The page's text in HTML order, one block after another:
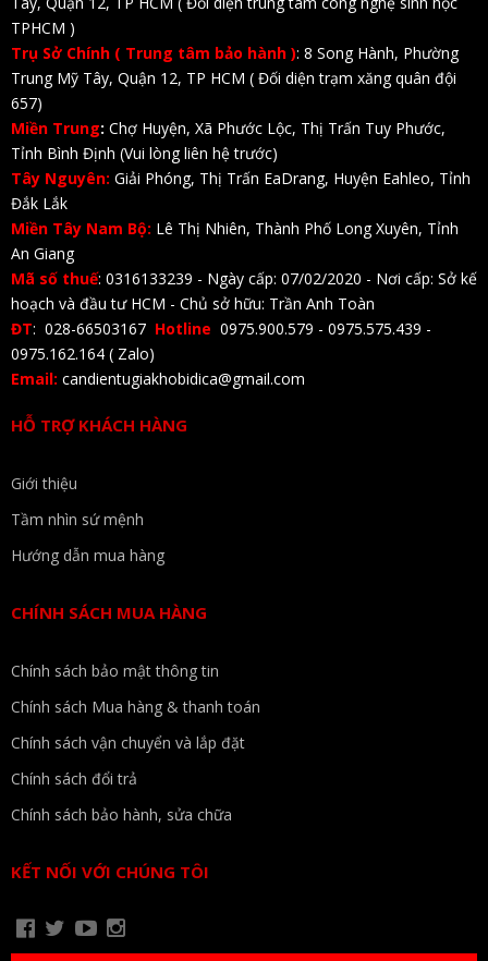
TPHCM )
Trụ Sở Chính ( Trung tâm bảo hành ): 8 Song Hành, Phường
Trung Mỹ Tây, Quận 12, TP HCM ( Đối diện trạm xăng quân đội
657)
Miền Trung: Chợ Huyện, Xã Phước Lộc, Thị Trấn Tuy Phước,
Tỉnh Bình Định (Vui lòng liên hệ trước)
Tây Nguyên: Giải Phóng, Thị Trấn EaDrang, Huyện Eahleo, Tỉnh
Đắk Lắk
Miền Tây Nam Bộ: Lê Thị Nhiên, Thành Phố Long Xuyên, Tỉnh
An Giang
Mã số thuế: 0316133239 - Ngày cấp: 07/02/2020 - Nơi cấp: Sở kế
hoạch và đầu tư HCM - Chủ sở hữu: Trần Anh Toàn
ĐT: 028-66503167 Hotline 0975.900.579 - 0975.575.439 -
0975.162.164 ( Zalo)
Email: candientugiakhobidica@gmail.com
HỖ TRỢ KHÁCH HÀNG
Giới thiệu
Tầm nhìn sứ mệnh
Hướng dẫn mua hàng
CHÍNH SÁCH MUA HÀNG
Chính sách bảo mật thông tin
Chính sách Mua hàng & thanh toán
Chính sách vận chuyển và lắp đặt
Chính sách đổi trả
Chính sách bảo hành, sửa chữa
KẾT NỐI VỚI CHÚNG TÔI